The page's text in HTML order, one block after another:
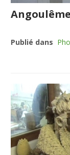
Angoulême
Publié dans